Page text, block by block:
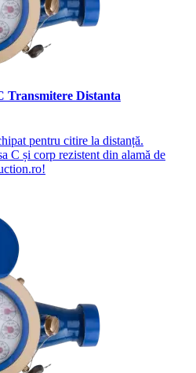
Transmitere Distanta
pentru citire la distanță.
C și corp rezistent din alamă de